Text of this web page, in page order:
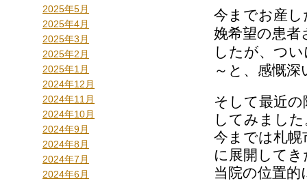
2025年5月
2025年4月
2025年3月
2025年2月
2025年1月
2024年12月
2024年11月
2024年10月
2024年9月
2024年8月
2024年7月
2024年6月
今までお産
娩希望の患
したが、つ
～と、感慨
そして最近
してみました
今までは札幌
に展開して
当院の位置